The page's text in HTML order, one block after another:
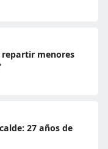
repartir menores
27 años de